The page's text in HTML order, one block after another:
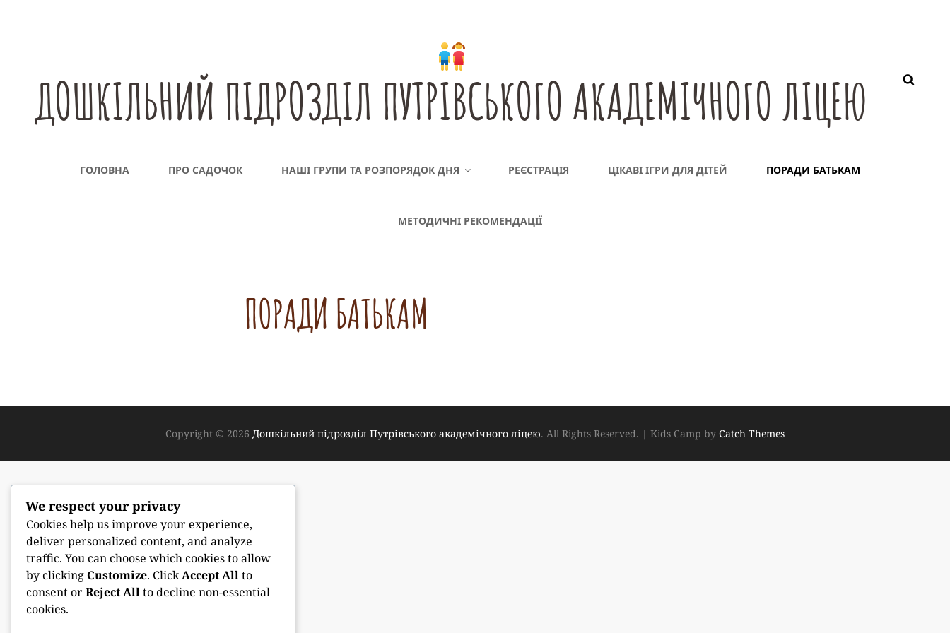
ДОШКІЛЬНИЙ ПІДРОЗДІЛ ПУТРІВСЬКОГО АКАДЕМІЧНОГО ЛІЦЕЮ
ГОЛОВНА ПРО САДОЧОК НАШІ ГРУПИ ТА РОЗПОРЯДОК ДНЯ РЕЄСТРАЦІЯ ЦІКАВІ ІГРИ ДЛЯ ДІТЕЙ ПОРАДИ БАТЬКАМ
МЕТОДИЧНІ РЕКОМЕНДАЦІЇ
ПОРАДИ БАТЬКАМ
Copyright © 2026 Дошкільний підрозділ Путрівського академічного ліцею. All Rights Reserved. | Kids Camp by Catch Themes
We respect your privacy
Cookies help us improve your experience,
deliver personalized content, and analyze
traffic. You can choose which cookies to allow
by clicking Customize. ClickAccept Allto
consent orReject Allto decline non-essential
cookies.